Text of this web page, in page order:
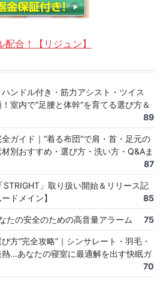
合！【リジュン】
ハンドル付き・筋力アシスト・ツイス
室内で“足腰と体幹”を育てる選び方＆
89
ガイド｜“着る布団”で肩・首・足元の
別おすすめ・選び方・洗い方・Q&Aま
87
」取り扱い開始＆リリース記
ドメイン】
85
たの安全のための高音量アラーム 75
方“完全攻略”｜シンサレート・羽毛・
熱…あなたの寝室に最適解を出す快眠ガ
70